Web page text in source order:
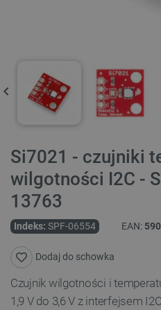
Si7021 - czujniki
wilgotności I2C -
13763
Indeks: SPF-06554 EAN:
Dodaj do schowka
Czujnik wilgotności i
1,9 V do 3,6 V z interfejsem